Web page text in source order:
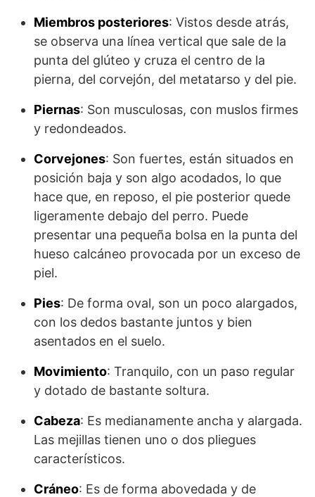
Miembros posteriores: Vistos desde atrás,
se observa una línea vertical que sale de la
punta del glúteo y cruza el centro de la
pierna, del corvejón, del metatarso y del pie.
Piernas: Son musculosas, con muslos firmes
y redondeados.
Corvejones: Son fuertes, están situados en
posición baja y son algo aco­dados, lo que
hace que, en reposo, el pie posterior quede
ligeramente de­bajo del perro. Puede
presentar una pequeña bolsa en la punta del
hueso calcáneo provocada por un exceso de
piel.
Pies: De forma oval, son un poco alargados,
con los dedos bastante juntos y bien
asentados en el suelo.
Movimiento: Tranquilo, con un paso regular
y dotado de bastante soltura.
Cabeza: Es medianamente ancha y alargada.
Las mejillas tienen uno o dos plie­gues
característicos.
Cráneo: Es de forma abovedada y de